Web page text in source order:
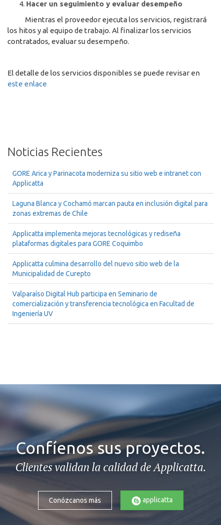
4. Hacer un seguimiento y evaluar desempeño
Mientras el proveedor ejecuta los servicios, registrará
los hitos y al equipo de trabajo. Al finalizar los servicios
contratados, evaluar su desempeño.
El detalle de los servicios disponibles se puede revisar en
este enlace
Noticias Recientes
GORE Arica y Parinacota moderniza su sitio web e intranet con
Applicatta
Laguna Blanca y Cochamó marcan pauta en inclusión digital para
zonas extremas de Chile
Applicatta implementa mejoras tecnológicas y rediseña
plataformas digitales para GORE Coquimbo
Applicatta culmina desarrollo del nuevo sitio web de la
Municipalidad de Curepto
Valparaíso Digital Hub participa en Seminario de
comercialización y transferencia tecnológica en Facultad de
Ingeniería UV
Confíenos sus proyectos.
Clientes validan la calidad de Applicatta.
Conózcanos más applicatta